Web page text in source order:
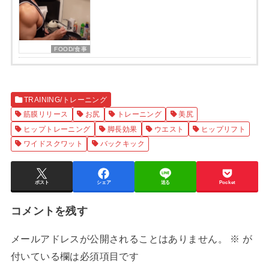
FOOD/食事
TRAINING/トレーニング
筋膜リリース
お尻 トレーニング
美尻
ヒップトレーニング
脚長効果 ウエスト
ヒップリフト
ワイドスクワット
バックキック
ポスト シェア 送る Pocket
コメントを残す
メールアドレスが公開されることはありません。 ※ が
付いている欄は必須項目です